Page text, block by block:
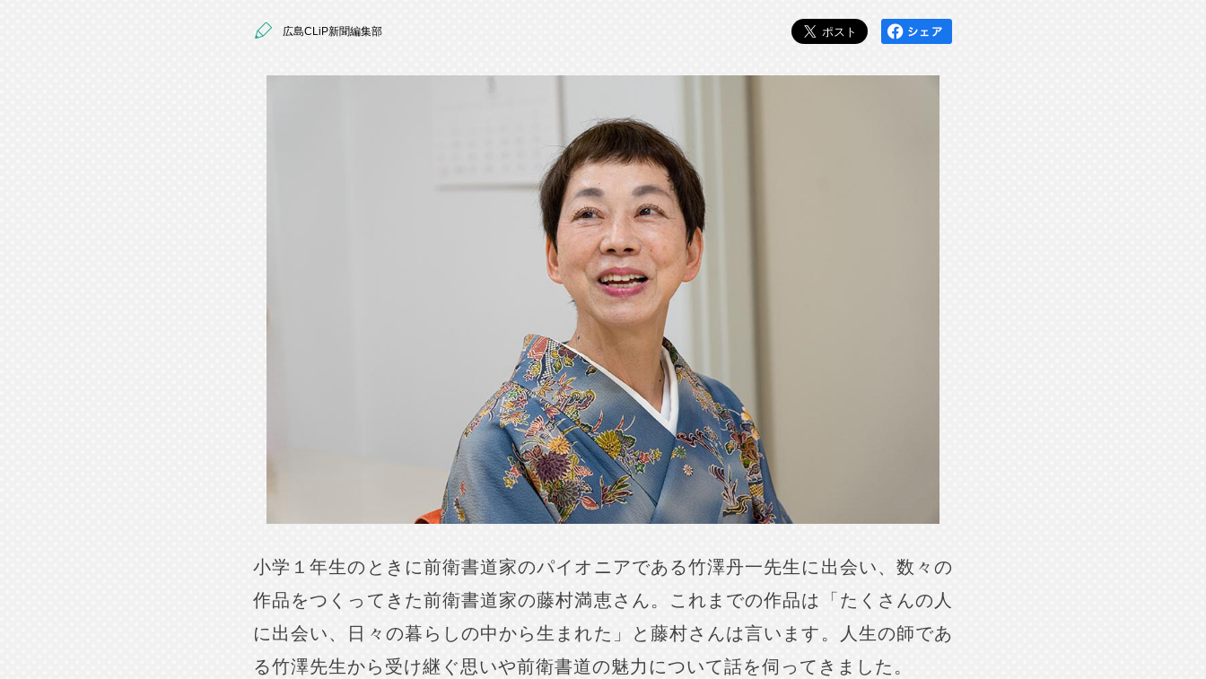
広島CLiP新聞編集部
小学１年生のときに前衛書道家のパイオニアである竹澤丹一先生に出会い、数々の
作品をつくってきた前衛書道家の藤村満恵さん。これまでの作品は「たくさんの人
に出会い、日々の暮らしの中から生まれた」と藤村さんは言います。人生の師であ
る竹澤先生から受け継ぐ思いや前衛書道の魅力について話を伺ってきました。